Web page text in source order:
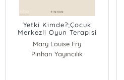
Yetki Kimde?;Çocuk
Merkezli Oyun Terapisi
Mary Louise Fry
Pinhan Yayıncılık